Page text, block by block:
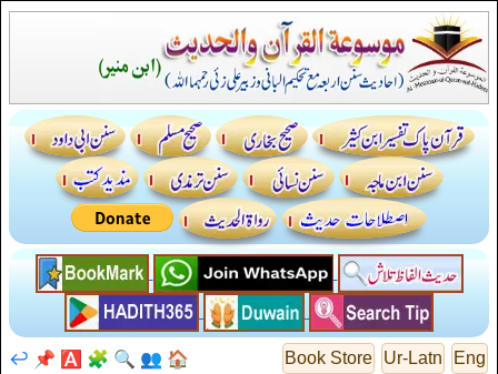
Eng
Ur-Latn
Book Store
🏠
👥
🔍
🧩
🅰️
📌
↩️